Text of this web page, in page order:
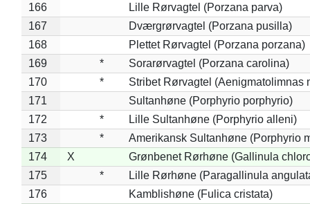
166
Lille Rørvagtel (Porzana parva)
167
Dværgrørvagtel (Porzana pusilla)
168
Plettet Rørvagtel (Porzana porzana)
169
*
Sorarørvagtel (Porzana carolina)
170
*
Stribet Rørvagtel (Aenigmatolimnas
171
Sultanhøne (Porphyrio porphyrio)
172
*
Lille Sultanhøne (Porphyrio alleni)
173
*
Amerikansk Sultanhøne (Porphyrio
174
X
Grønbenet Rørhøne (Gallinula
175
*
Lille Rørhøne (Paragallinula
176
Kamblishøne (Fulica cristata)